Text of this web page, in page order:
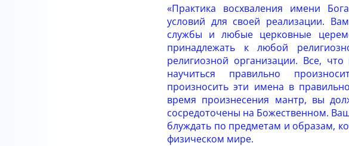
«Практика восхваления имени
условий для своей реализации.
службы и любые церковные
принадлежать к любой
религиозной организации. Все,
научиться правильно
произносить эти имена в
время произнесения мантр, вы
сосредоточены на Божественном.
блуждать по предметам и образам,
физическом мире.